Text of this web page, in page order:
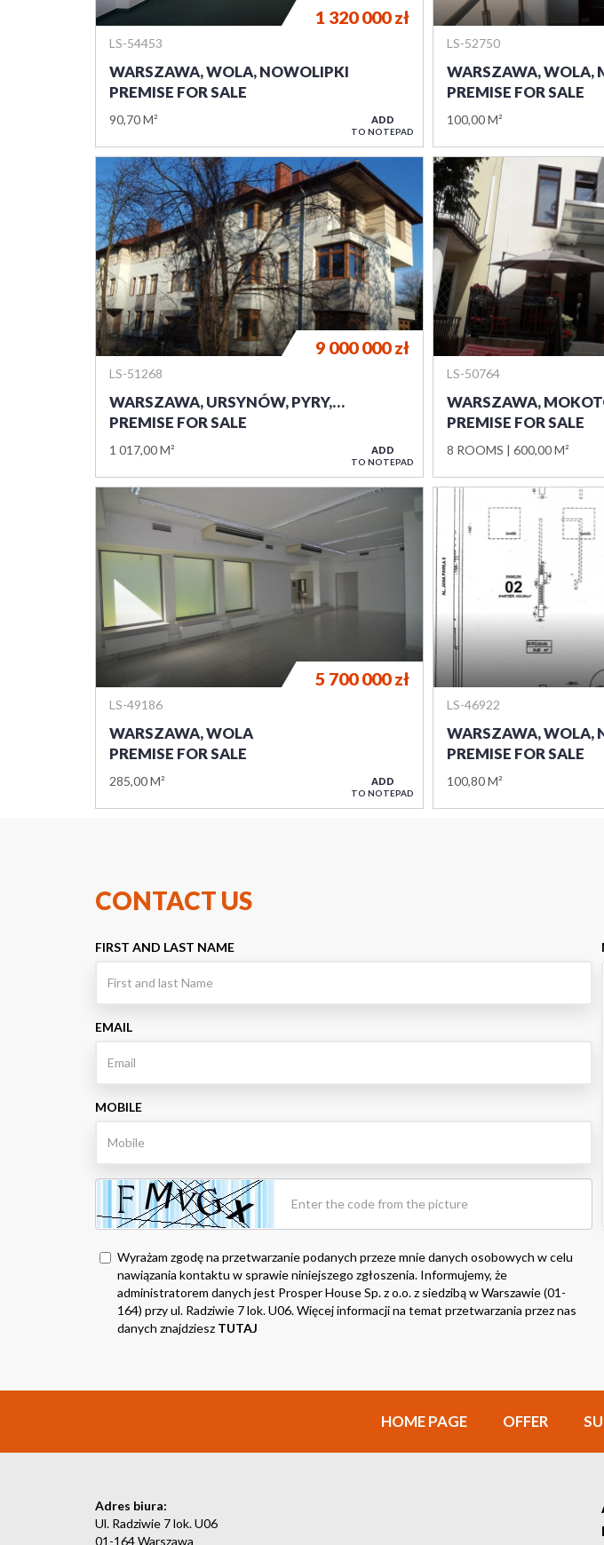
LS-54453
WARSZAWA, WOLA, NOWOLIPKI
PREMISE FOR SALE
90,70 M²
1 320 000zł
ADD
TO NOTEPAD
LS-52750
WARSZAWA, WOLA,
PREMISE FOR SALE
100,00 M²
LS-51268
WARSZAWA, URSYNÓW, PYRY,…
PREMISE FOR SALE
1 017,00 M²
9 000 000zł
ADD
TO NOTEPAD
LS-50764
WARSZAWA,
PREMISE FOR SALE
8 ROOMS 600,00 M²
LS-49186
WARSZAWA, WOLA
PREMISE FOR SALE
285,00 M²
5 700 000zł
ADD
TO NOTEPAD
LS-46922
WARSZAWA, WOLA,
PREMISE FOR SALE
100,80 M²
CONTACT US
FIRST AND LAST NAME
EMAIL
MOBILE
Wyrażam zgodę na przetwarzanie podanych przeze mnie danych osobowych w celu
nawiązania kontaktu w sprawie niniejszego zgłoszenia. Informujemy, że
administratorem danych jest Prosper House Sp. z o.o. z siedzibą w Warszawie (01-
164) przy ul. Radziwie 7 lok. U06. Więcej informacji na temat przetwarzania przez nas
danych znajdziesz TUTAJ
HOME PAGE OFFER
Adres biura:
Ul. Radziwie 7 lok. U06
01-164 Warszawa